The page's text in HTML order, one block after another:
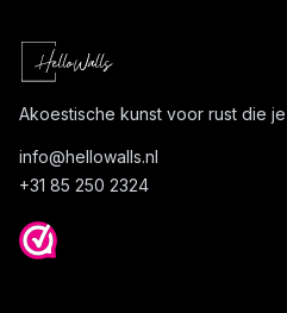
Akoestische kunst voor rust die
info@hellowalls.nl
+31 85 250 2324